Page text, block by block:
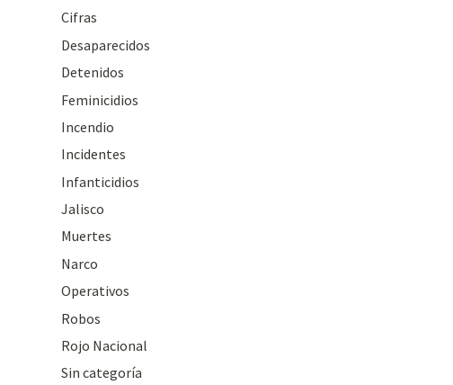
Cifras
Desaparecidos
Detenidos
Feminicidios
Incendio
Incidentes
Infanticidios
Jalisco
Muertes
Narco
Operativos
Robos
Rojo Nacional
Sin categoría